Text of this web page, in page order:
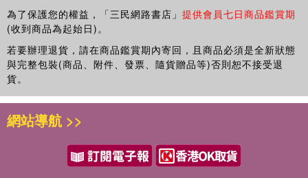
為了保護您的權益，「三民網路書店」 提供會員七日商品鑑賞期
(收到商品為起始日)。
若要辦理退貨，請在商品鑑賞期內寄回，且商品必須是全新狀態
與完整包裝(商品、附件、發票、隨貨贈品等)否則恕不接受退
貨。
網站導航 >>